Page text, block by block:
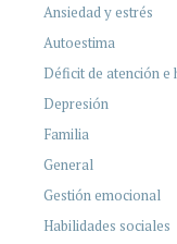
Ansiedad y estrés
Autoestima
Déficit de atención e
Depresión
Familia
General
Gestión emocional
Habilidades sociales